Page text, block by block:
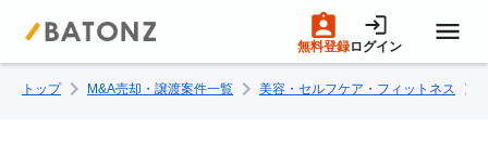
無料登録ログイン
トップページ
トップ M&A売却・譲渡案件一覧 美容・セルフケア・フィットネス